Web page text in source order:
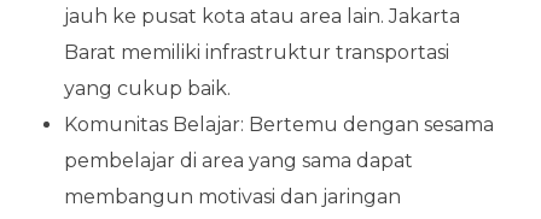
jauh ke pusat kota atau area lain. Jakarta
Barat memiliki infrastruktur transportasi
yang cukup baik.
Komunitas Belajar: Bertemu dengan sesama
pembelajar di area yang sama dapat
membangun motivasi dan jaringan